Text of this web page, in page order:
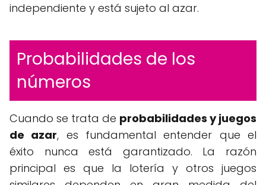
independiente y está sujeto al azar.
Probabilidades de los
números
Cuando se trata de probabilidades y juegos
de azar, es fundamental entender que el
éxito nunca está garantizado. La razón
principal es que la lotería y otros juegos